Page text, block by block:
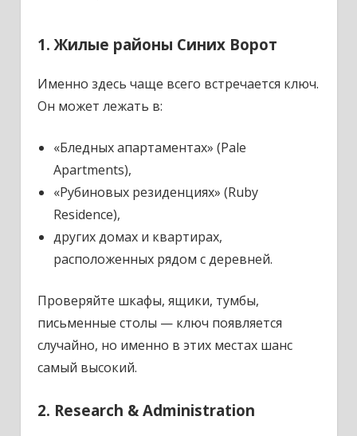
1. Жилые районы Синих Ворот
Именно здесь чаще всего встречается ключ.
Он может лежать в:
«Бледных апартаментах» (Pale
Apartments),
«Рубиновых резиденциях» (Ruby
Residence),
других домах и квартирах,
расположенных рядом с деревней.
Проверяйте шкафы, ящики, тумбы,
письменные столы — ключ появляется
случайно, но именно в этих местах шанс
самый высокий.
2. Research & Administration